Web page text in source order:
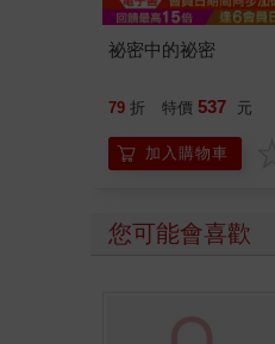
祕密中的祕密
79 折 特價 537 元
加入購物車
您可能會喜歡